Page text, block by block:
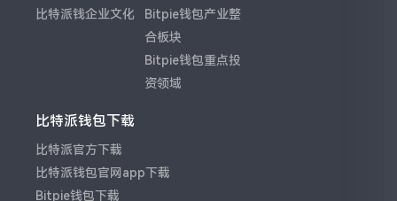
比特派钱企业文化
Bitpie钱包产业整
合板块
Bitpie钱包重点投
资领域
比特派钱包下载
比特派官方下载
比特派钱包官网app下载
Bitpie钱包下载